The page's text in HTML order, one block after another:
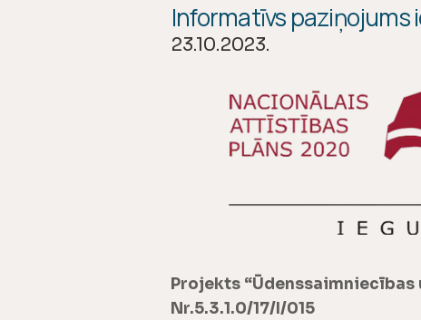
Informatīvs paziņojums
23.10.2023.
Projekts
Nr.5.3.1.0/17/I/015